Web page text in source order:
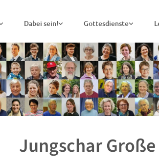
Dabei sein! Gottesdienste
Jungschar